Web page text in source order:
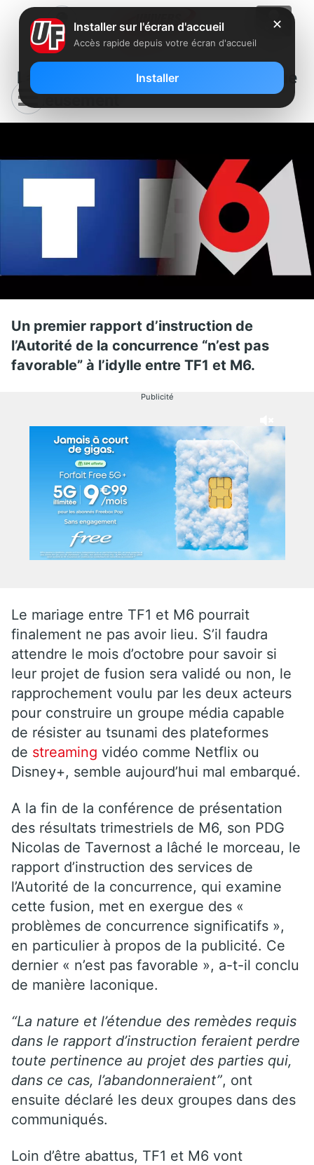
La fusion de TF1 et M6 se complique
sérieusement
Un premier rapport d’instruction de
l’Autorité de la concurrence “n’est pas
favorable” à l’idylle entre TF1 et M6.
Publicité
Le mariage entre TF1 et M6 pourrait
finalement ne pas avoir lieu. S’il faudra
attendre le mois d’octobre pour savoir si
leur projet de fusion sera validé ou non, le
rapprochement voulu par les deux acteurs
pour construire un groupe média capable
de résister au tsunami des plateformes
de streaming vidéo comme Netflix ou
Disney+, semble aujourd’hui mal embarqué.
A la fin de la conférence de présentation
des résultats trimestriels de M6, son PDG
Nicolas de Tavernost a lâché le morceau, le
rapport d’instruction des services de
l’Autorité de la concurrence, qui examine
cette fusion, met en exergue des «
problèmes de concurrence significatifs »,
en particulier à propos de la publicité. Ce
dernier « n’est pas favorable », a-t-il conclu
de manière laconique.
“La nature et l’étendue des remèdes requis
dans le rapport d’instruction feraient perdre
toute pertinence au projet des parties qui,
dans ce cas, l’abandonneraient”, ont
ensuite déclaré les deux groupes dans des
communiqués.
Loin d’être abattus, TF1 et M6 vont
✕
Installer sur l'écran d'accueil
Accès rapide depuis votre écran d'accueil
Installer